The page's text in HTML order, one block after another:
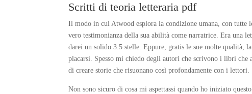
Scritti di teoria letteraria pdf
Il modo in cui Atwood esplora la condizione umana, con tutte
vero testimonianza della sua abilità come narratrice. Era una
darei un solido 3.5 stelle. Eppure, gratis le sue molte qualità,
placarsi. Spesso mi chiedo degli autori che scrivono i libri che
di creare storie che risuonano così profondamente con i lettori.
Non sono sicuro di cosa mi aspettassi quando ho iniziato